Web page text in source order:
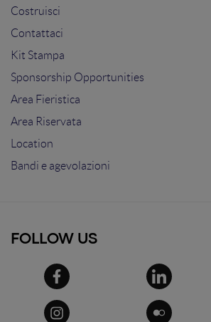
Costruisci
Contattaci
Kit Stampa
Sponsorship Opportunities
Area Fieristica
Area Riservata
Location
Bandi e agevolazioni
FOLLOW US